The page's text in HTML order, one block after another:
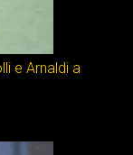
e Arnaldi a